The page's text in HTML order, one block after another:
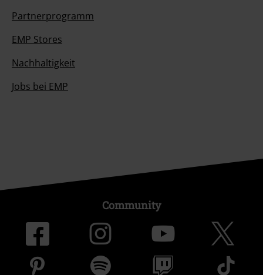
Partnerprogramm
EMP Stores
Nachhaltigkeit
Jobs bei EMP
Community